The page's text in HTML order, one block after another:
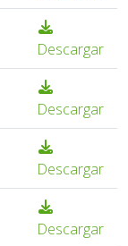
Descargar
Descargar
Descargar
Descargar